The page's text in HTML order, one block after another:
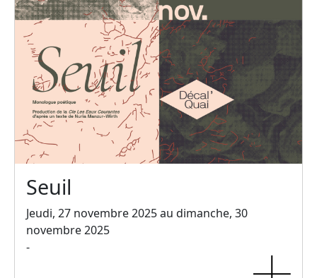
Seuil
Jeudi, 27 novembre 2025 au dimanche, 30
novembre 2025
-